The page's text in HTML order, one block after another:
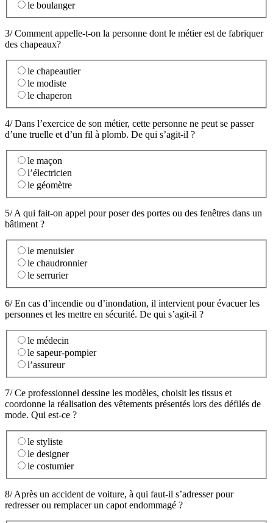
le boulanger
3/ Comment appelle-t-on la personne dont le métier est de fabriquer
des chapeaux?
le chapeautier
le modiste
le chaperon
4/ Dans l’exercice de son métier, cette personne ne peut se passer
d’une truelle et d’un fil à plomb. De qui s’agit-il ?
le maçon
l’électricien
le géomètre
5/ A qui fait-on appel pour poser des portes ou des fenêtres dans un
bâtiment ?
le menuisier
le chaudronnier
le serrurier
6/ En cas d’incendie ou d’inondation, il intervient pour évacuer les
personnes et les mettre en sécurité. De qui s’agit-il ?
le médecin
le sapeur-pompier
l’assureur
7/ Ce professionnel dessine les modèles, choisit les tissus et
coordonne la réalisation des vêtements présentés lors des défilés de
mode. Qui est-ce ?
le styliste
le designer
le costumier
8/ Après un accident de voiture, à qui faut-il s’adresser pour
redresser ou remplacer un capot endommagé ?